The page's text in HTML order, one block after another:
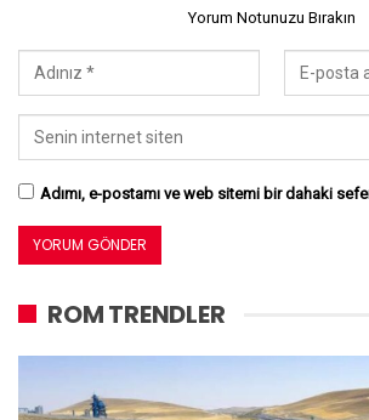
Yorum Notunuzu Bırakın
Adımı, e-postamı ve web sitemi bir dahaki
ROM TRENDLER